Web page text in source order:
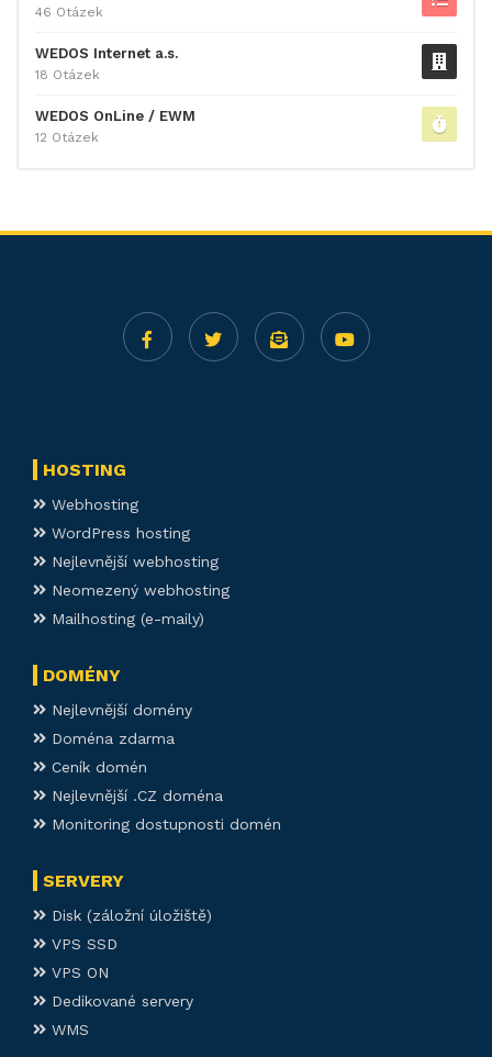
46 Otázek
WEDOS Internet a.s.
18 Otázek
WEDOS OnLine / EWM
12 Otázek
HOSTING
Webhosting
WordPress hosting
Nejlevnější webhosting
Neomezený webhosting
Mailhosting (e-maily)
DOMÉNY
Nejlevnější domény
Doména zdarma
Ceník domén
Nejlevnější .CZ doména
Monitoring dostupnosti domén
SERVERY
Disk (záložní úložiště)
VPS SSD
VPS ON
Dedikované servery
WMS